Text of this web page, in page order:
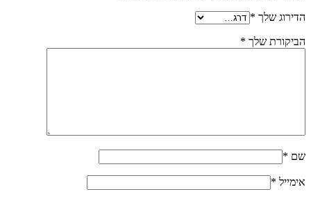
הדירוג שלך *
הביקורת שלך *
שם *
אימייל *